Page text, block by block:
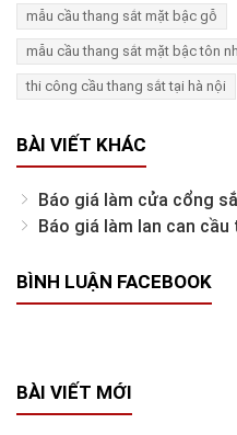
mẫu cầu thang sắt mặt bậc gỗ
mẫu cầu thang sắt mặt bậc tôn
thi công cầu thang sắt tại hà nội
BÀI VIẾT KHÁC
Báo giá làm cửa cổng
Báo giá làm lan can
BÌNH LUẬN FACEBOOK
BÀI VIẾT MỚI